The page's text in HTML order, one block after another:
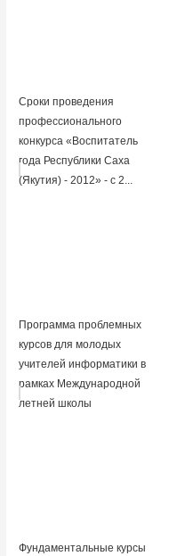
Cроки проведения
профессионального
конкурса «Воспитатель
года Республики Саха
(Якутия) - 2012» - с 2...
Программа проблемных
курсов для молодых
учителей информатики в
рамках Международной
летней школы
Фундаментальные курсы